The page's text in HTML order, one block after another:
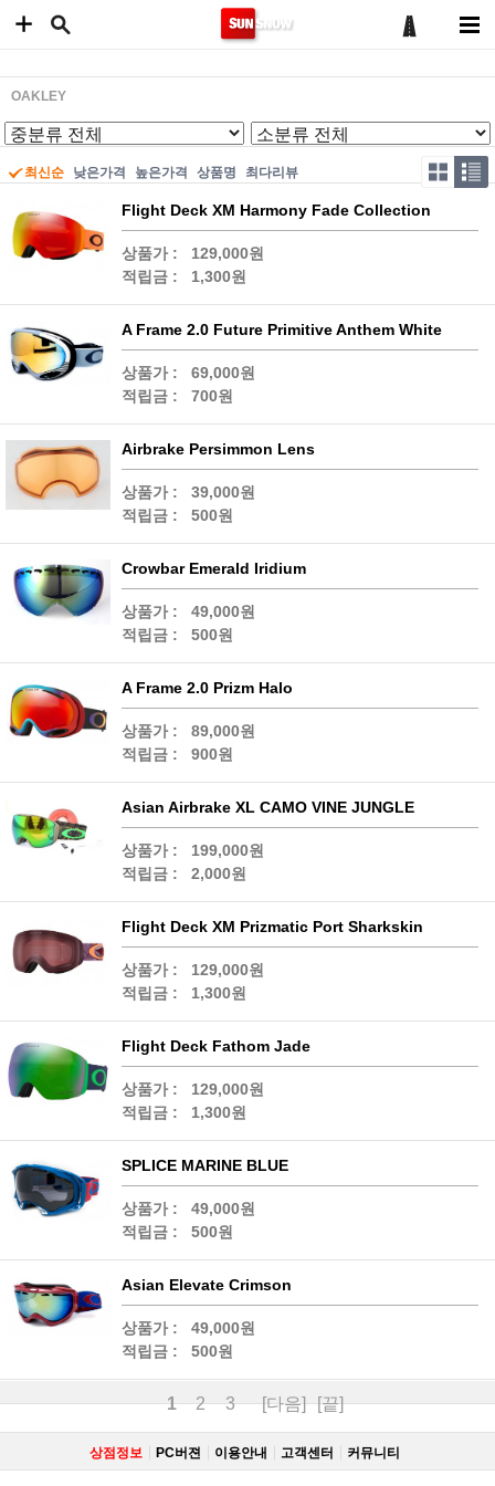
OAKLEY
최신순 낮은가격 높은가격 상품명 최다리뷰
Flight Deck XM Harmony Fade Collection
상품가 :
129,000원
적립금 :
1,300원
A Frame 2.0 Future Primitive Anthem White
상품가 :
69,000원
적립금 :
700원
Airbrake Persimmon Lens
상품가 :
39,000원
적립금 :
500원
Crowbar Emerald Iridium
상품가 :
49,000원
적립금 :
500원
A Frame 2.0 Prizm Halo
상품가 :
89,000원
적립금 :
900원
Asian Airbrake XL CAMO VINE JUNGLE
상품가 :
199,000원
적립금 :
2,000원
Flight Deck XM Prizmatic Port Sharkskin
상품가 :
129,000원
적립금 :
1,300원
Flight Deck Fathom Jade
상품가 :
129,000원
적립금 :
1,300원
SPLICE MARINE BLUE
상품가 :
49,000원
적립금 :
500원
Asian Elevate Crimson
상품가 :
49,000원
적립금 :
500원
1 2 3 [다음] [끝]
상점정보 PC버젼 이용안내 고객센터 커뮤니티